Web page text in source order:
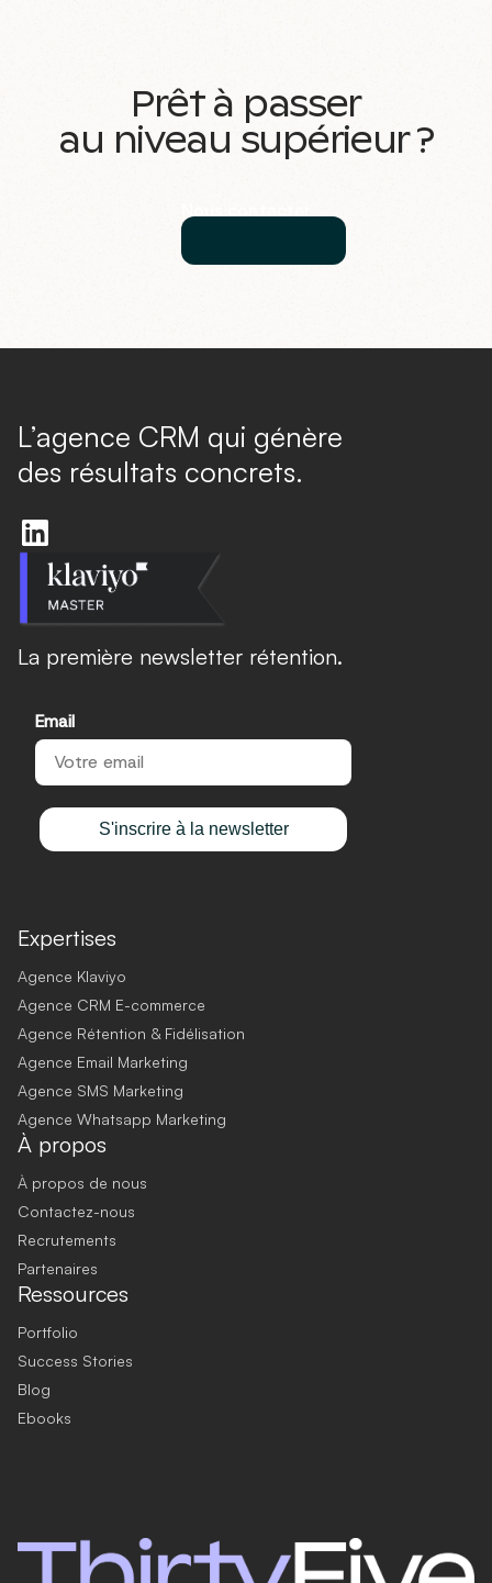
Prêt à passer
au niveau supérieur ?
L’agence CRM qui génère
des résultats concrets.
La première newsletter rétention.
Email
S'inscrire à la newsletter
Expertises
Agence Klaviyo
Agence CRM E-commerce
Agence Rétention & Fidélisation
Agence Email Marketing
Agence SMS Marketing
Agence Whatsapp Marketing
À propos
À propos de nous
Contactez-nous
Recrutements
Partenaires
Ressources
Portfolio
Success Stories
Blog
Ebooks